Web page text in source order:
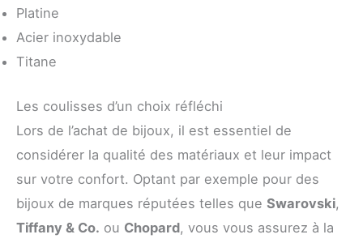
Platine
Acier inoxydable
Titane
Les coulisses d’un choix réfléchi
Lors de l’achat de bijoux, il est essentiel de
considérer la qualité des matériaux et leur impact
sur votre confort. Optant par exemple pour des
bijoux de marques réputées telles que Swarovski,
Tiffany & Co. ou Chopard, vous vous assurez à la